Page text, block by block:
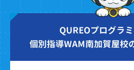
QUREOプログラ
個別指導WAM南加賀屋校